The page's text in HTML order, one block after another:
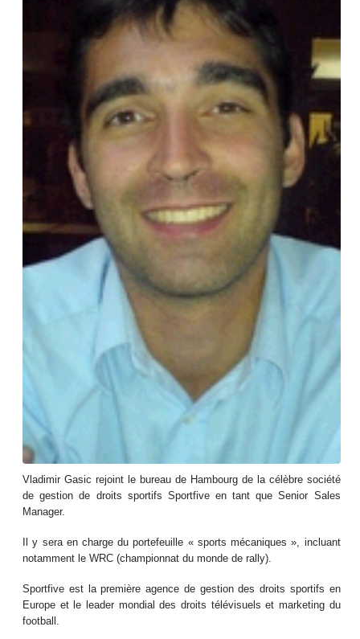
Vladimir Gasic rejoint le bureau de Hambourg de la célèbre société
de gestion de droits sportifs Sportfive en tant que Senior Sales
Manager.
Il y sera en charge du portefeuille « sports mécaniques », incluant
notamment le WRC (championnat du monde de rally).
Sportfive est la première agence de gestion des droits sportifs en
Europe et le leader mondial des droits télévisuels et marketing du
football.